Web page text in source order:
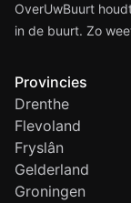
OverUwBuurt
in de buurt. Zo
Provincies
Drenthe
Flevoland
Fryslân
Gelderland
Groningen